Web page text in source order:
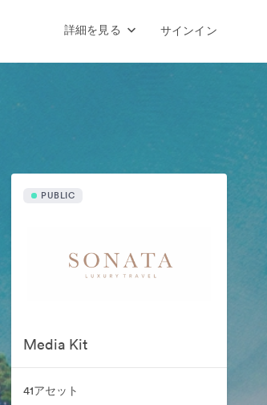
詳細を見る サインイン
PUBLIC
Media Kit
41アセット